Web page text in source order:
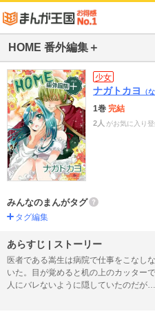
HOME 番外編集＋
少女
ナガトカヨ （
1巻 完結
2人 がお気に入り
みんなのまんがタグ
タグ編集
あらすじ | ストーリー
医者である嵩生は病院で仕事をこなし
いた。目が覚めると机の上のカッター
人にバレないように隠していたのだが…